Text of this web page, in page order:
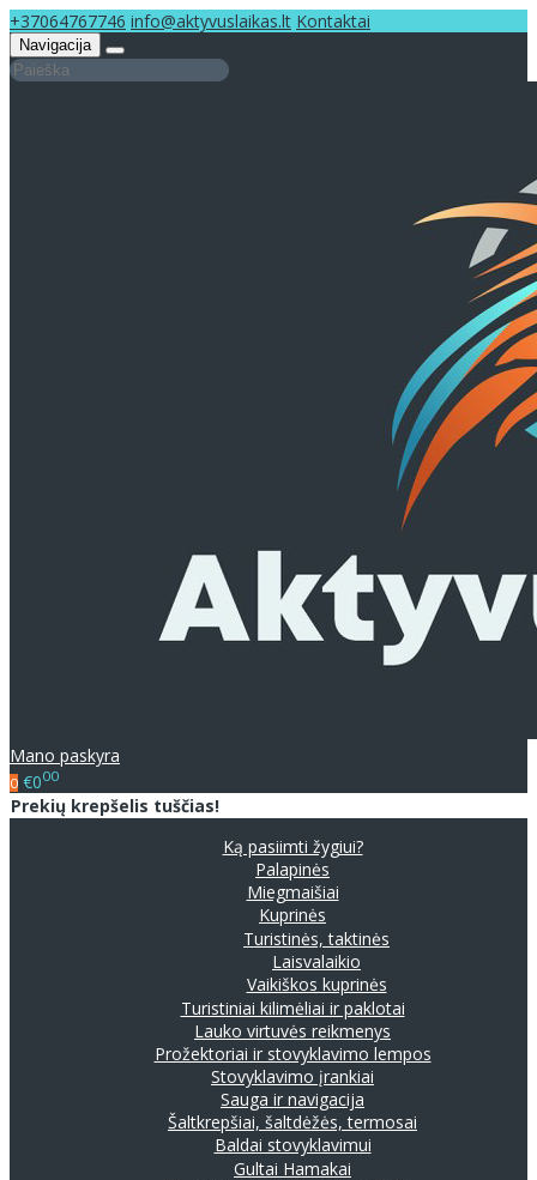
+37064767746 info@aktyvuslaikas.lt Kontaktai
Navigacija
Mano paskyra
0 €000
Prekių krepšelis tuščias!
Ką pasiimti žygiui?
Palapinės
Miegmaišiai
Kuprinės
Turistinės, taktinės
Laisvalaikio
Vaikiškos kuprinės
Turistiniai kilimėliai ir paklotai
Lauko virtuvės reikmenys
Prožektoriai ir stovyklavimo lempos
Stovyklavimo įrankiai
Sauga ir navigacija
Šaltkrepšiai, šaltdėžės, termosai
Baldai stovyklavimui
Gultai Hamakai